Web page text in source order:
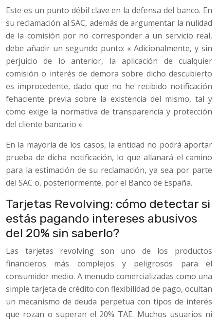
Este es un punto débil clave en la defensa del banco. En
su reclamación al SAC, además de argumentar la nulidad
de la comisión por no corresponder a un servicio real,
debe añadir un segundo punto: « Adicionalmente, y sin
perjuicio de lo anterior, la aplicación de cualquier
comisión o interés de demora sobre dicho descubierto
es improcedente, dado que no he recibido notificación
fehaciente previa sobre la existencia del mismo, tal y
como exige la normativa de transparencia y protección
del cliente bancario ».
En la mayoría de los casos, la entidad no podrá aportar
prueba de dicha notificación, lo que allanará el camino
para la estimación de su reclamación, ya sea por parte
del SAC o, posteriormente, por el Banco de España.
Tarjetas Revolving: cómo detectar si
estás pagando intereses abusivos
del 20% sin saberlo?
Las tarjetas revolving son uno de los productos
financieros más complejos y peligrosos para el
consumidor medio. A menudo comercializadas como una
simple tarjeta de crédito con flexibilidad de pago, ocultan
un mecanismo de deuda perpetua con tipos de interés
que rozan o superan el 20% TAE. Muchos usuarios ni